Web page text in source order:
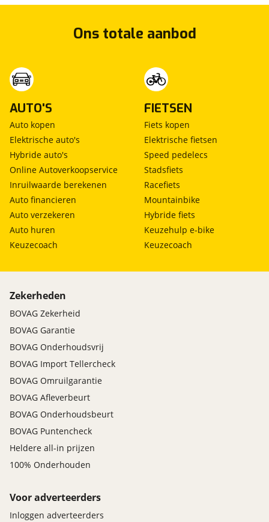
Ons totale aanbod
AUTO'S
Auto kopen
Elektrische auto's
Hybride auto's
Online Autoverkoopservice
Inruilwaarde berekenen
Auto financieren
Auto verzekeren
Auto huren
Keuzecoach
FIETSEN
Fiets kopen
Elektrische fietsen
Speed pedelecs
Stadsfiets
Racefiets
Mountainbike
Hybride fiets
Keuzehulp e-bike
Keuzecoach
Zekerheden
BOVAG Zekerheid
BOVAG Garantie
BOVAG Onderhoudsvrij
BOVAG Import Tellercheck
BOVAG Omruilgarantie
BOVAG Afleverbeurt
BOVAG Onderhoudsbeurt
BOVAG Puntencheck
Heldere all-in prijzen
100% Onderhouden
Voor adverteerders
Inloggen adverteerders